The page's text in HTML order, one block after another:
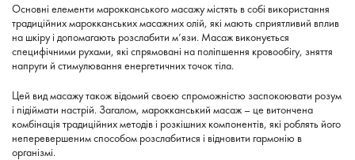
Основні елементи марокканського масажу містять в собі використання
традиційних марокканських масажних олій, які мають сприятливий вплив
на шкіру і допомагають розслабити м’язи. Масаж виконується
специфічними рухами, які спрямовані на поліпшення кровообігу, зняття
напруги й стимулювання енергетичних точок тіла.
Цей вид масажу також відомий своєю спроможністю заспокоювати розум
і підіймати настрій. Загалом, марокканський масаж – це витончена
комбінація традиційних методів і розкішних компонентів, які роблять його
неперевершеним способом розслабитися і відновити гармонію в
організмі.